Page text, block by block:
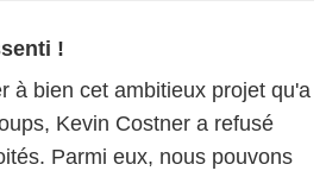
!
à bien cet ambitieux projet qu'a
Kevin Costner a refusé
Parmi eux, nous pouvons